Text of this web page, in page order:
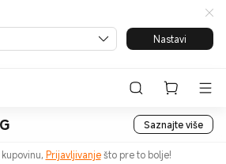
Nastavi
Saznajte više
Prijavljivanješto pre to bolje!